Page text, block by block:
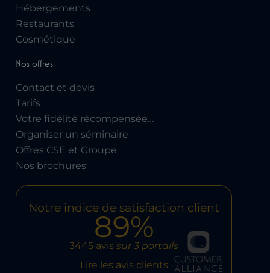
Hébergements
Restaurants
Cosmétique
Nos offres
Contact et devis
Tarifs
Votre fidélité récompensée…
Organiser un séminaire
Offres CSE et Groupe
Nos brochures
Notre indice de satisfaction client
89%
3445 avis sur 3 portails
Lire les avis clients